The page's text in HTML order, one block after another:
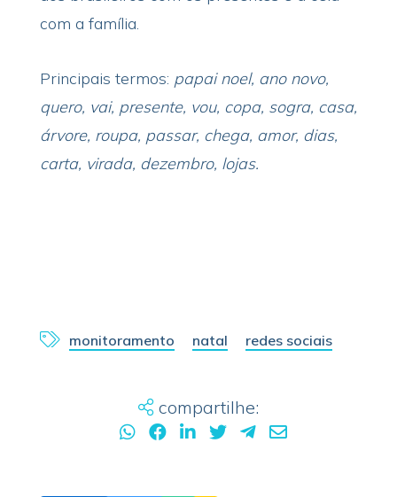
com a família.
Principais termos: papai noel, ano novo,
quero, vai, presente, vou, copa, sogra, casa,
árvore, roupa, passar, chega, amor, dias,
carta, virada, dezembro, lojas.
monitoramento natal redes sociais
compartilhe: